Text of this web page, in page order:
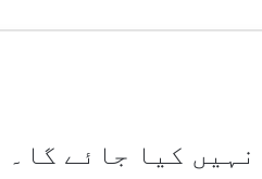
کیا جائے گا۔